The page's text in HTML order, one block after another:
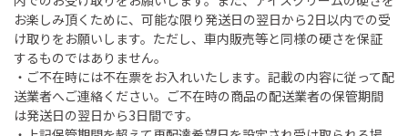
お楽しみ頂くために、可能な限り発送日の翌日から2日以内での受
け取りをお願いします。ただし、車内販売等と同様の硬さを保証
するものではありません。
・ご不在時には不在票をお入れいたします。記載の内容に従って配
送業者へご連絡ください。ご不在時の商品の配送業者の保管期間
は発送日の翌日から3日間です。